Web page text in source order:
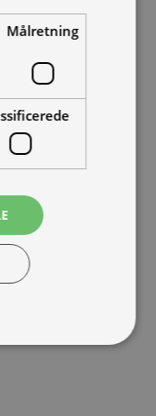
Passer til børn
Målretning